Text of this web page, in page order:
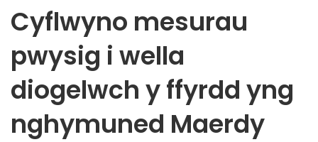
Cyflwyno mesurau
pwysig i wella
diogelwch y ffyrdd yng
nghymuned Maerdy